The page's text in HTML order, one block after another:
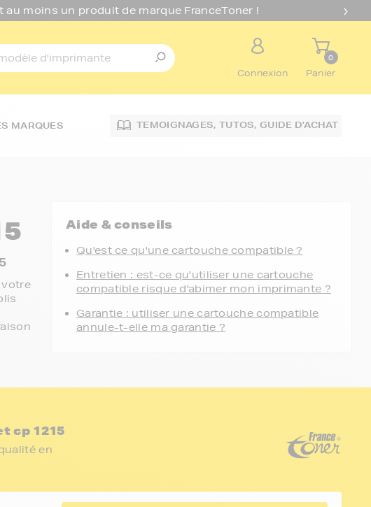
moins un produit de marque FranceToner !
Connexion
0
Panier
MARQUES TEMOIGNAGES, TUTOS,GUIDE D'ACHAT
votre
Aide & conseils
Qu'est ce qu'une cartouche compatible ?
Entretien : est-ce qu'utiliser une cartouche
compatible risque d'abimer mon imprimante ?
Garantie : utiliser une cartouche compatible
annule-t-elle ma garantie ?
cp 1215
en